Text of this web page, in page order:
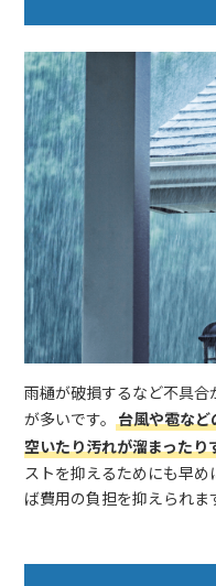
雨樋が破損するなど不具
が多いです。台風や雹な
空いたり汚れが溜まったり
ストを抑えるためにも早
ば費用の負担を抑えられま